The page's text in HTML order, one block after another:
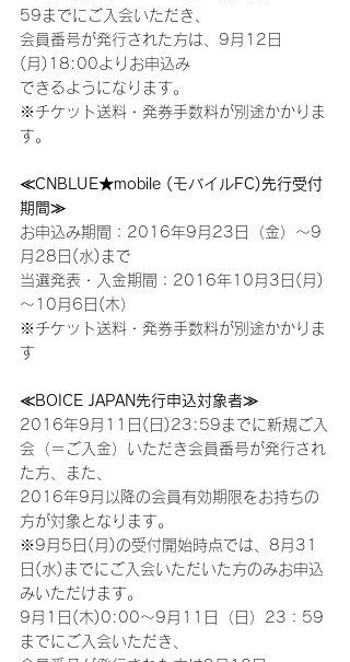
59までにご入会いただき、
会員番号が発行された方は、9月12日
(月)18:00よりお申込み
できるようになります。
※チケット送料・発券手数料が別途かかりま
す。
≪CNBLUE★mobile (モバイルFC)先行受付
期間≫
お申込み期間：2016年9月23日（金）～9
月28日(水)まで
当選発表・入金期間：2016年10月3日(月)
～10月6日(木）
※チケット送料・発券手数料が別途かかりま
す
≪BOICE JAPAN先行申込対象者≫
2016年9月11日(日)23:59までに新規ご入
会（＝ご入金）いただき会員番号が発行され
た方、また、
2016年9月以降の会員有効期限をお持ちの
方が対象となります。
※9月5日(月)の受付開始時点では、8月31
日(水)までにご入会いただいた方のみお申込
みいただけます。
9月1日(木)0:00～9月11日（日）23：59
までにご入会いただき、